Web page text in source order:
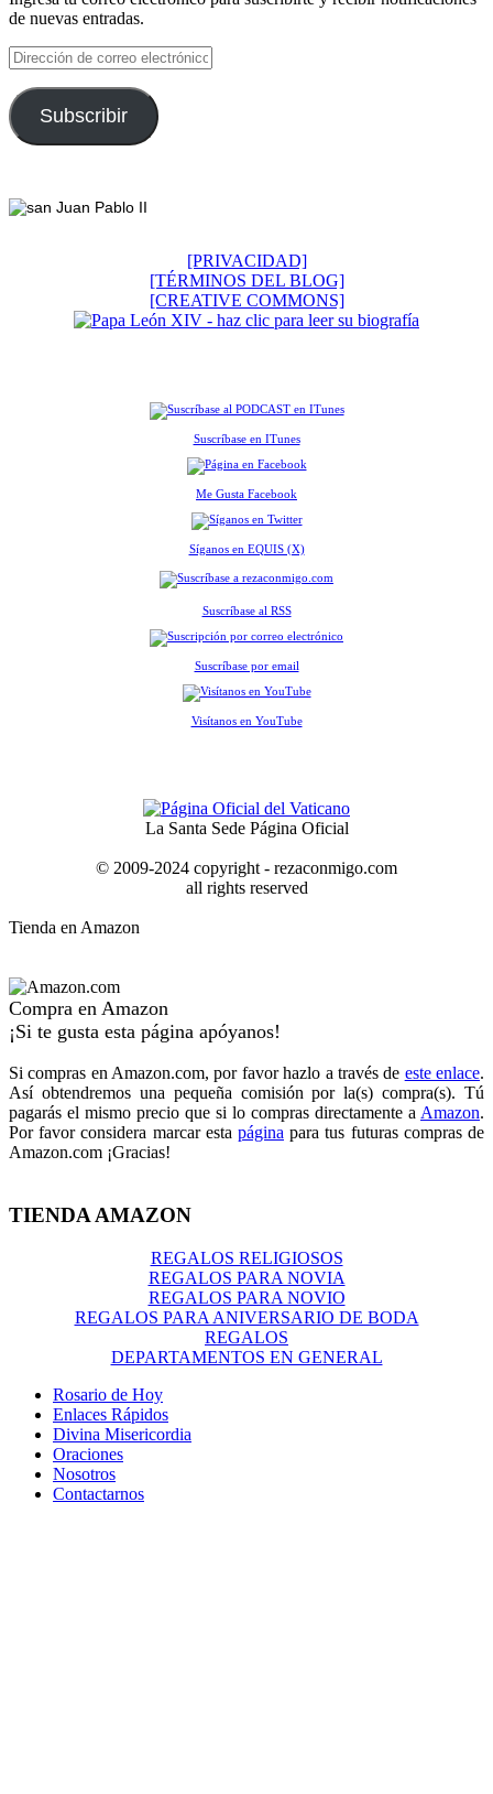
de nuevas entradas.
Dirección
de
correo
electrónico
Subscribir
[PRIVACIDAD]
[TÉRMINOS DEL BLOG]
[CREATIVE COMMONS]
Suscríbase en ITunes
Me Gusta Facebook
Síganos en EQUIS (X)
Suscríbase al RSS
Suscríbase por email
Visítanos en YouTube
La Santa Sede Página Oficial
© 2009-2024 copyright - rezaconmigo.com
all rights reserved
Tienda en Amazon
Compra en Amazon
¡Si te gusta esta página apóyanos!
Si compras en Amazon.com, por favor hazlo a través de este enlace.
Así obtendremos una pequeña comisión por la(s) compra(s). Tú
pagarás el mismo precio que si lo compras directamente a Amazon.
Por favor considera marcar esta página para tus futuras compras de
Amazon.com ¡Gracias!
TIENDA AMAZON
REGALOS RELIGIOSOS
REGALOS PARA NOVIA
REGALOS PARA NOVIO
REGALOS PARA ANIVERSARIO DE BODA
REGALOS
DEPARTAMENTOS EN GENERAL
Rosario de Hoy
Enlaces Rápidos
Divina Misericordia
Oraciones
Nosotros
Contactarnos